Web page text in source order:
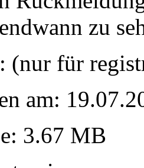
zu
(nur für
am:
3.67 MB